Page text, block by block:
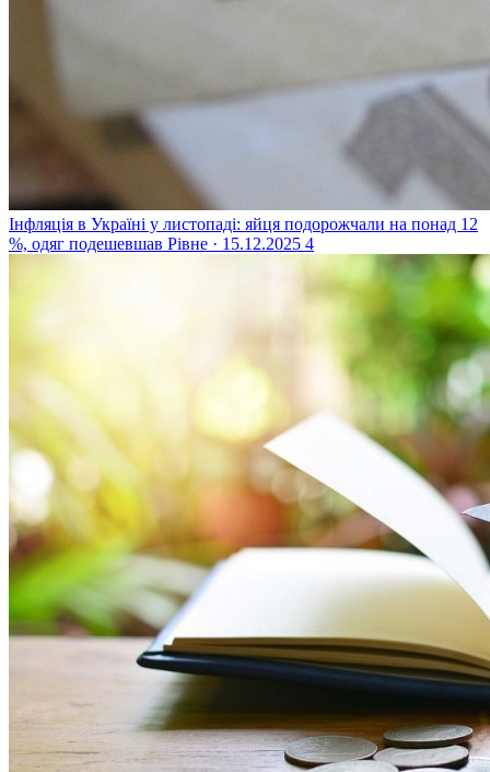
Інфляція в Україні у листопаді: яйця подорожчали на понад 12
%, одяг подешевшав Рівне · 15.12.2025 4